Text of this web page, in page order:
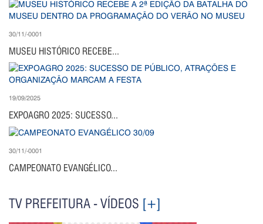
30/11/-0001
MUSEU HISTÓRICO RECEBE...
19/09/2025
EXPOAGRO 2025: SUCESSO...
30/11/-0001
CAMPEONATO EVANGÉLICO...
TV PREFEITURA - VÍDEOS [+]